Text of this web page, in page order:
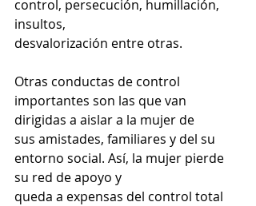
control, persecución, humillación,
insultos,
desvalorización entre otras.
Otras conductas de control
importantes son las que van
dirigidas a aislar a la mujer de
sus amistades, familiares y del su
entorno social. Así, la mujer pierde
su red de apoyo y
queda a expensas del control total